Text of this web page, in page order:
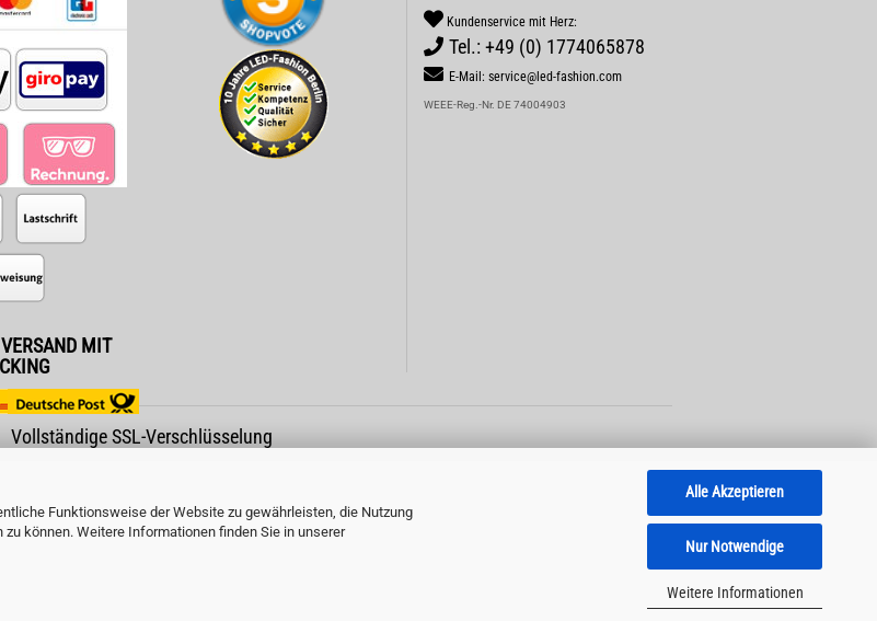
Funktionsweise der Website zu gewährleisten, die Nutzung
können. Weitere Informationen finden Sie in unserer
Alle Akzeptieren
Nur Notwendige
Weitere Informationen
MIT
Kundenservice mit Herz:
Tel.: +49 (0) 1774065878
E-Mail: service@led-fashion.com
WEEE-Reg.-Nr. DE 74004903
Vollständige SSL-Verschlüsselung